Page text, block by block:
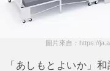
圖片來自：https://
「あしもとよいか」和